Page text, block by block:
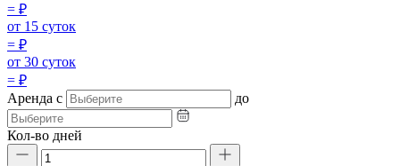
= ₽
от 15 суток
= ₽
от 30 суток
= ₽
Аренда с до
Кол-во дней